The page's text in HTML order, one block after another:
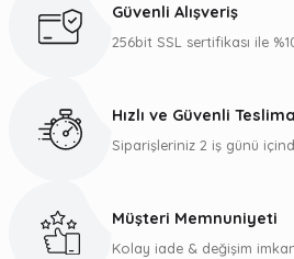
Ürün bilgilerinde hatalar bulunuyor.
Gönder
Güvenli Alışveriş
256bit SSL sertifikası ile
Hızlı ve Güvenli
Siparişleriniz 2 iş günü
Müşteri Memnuniyeti
Kolay iade & değişim